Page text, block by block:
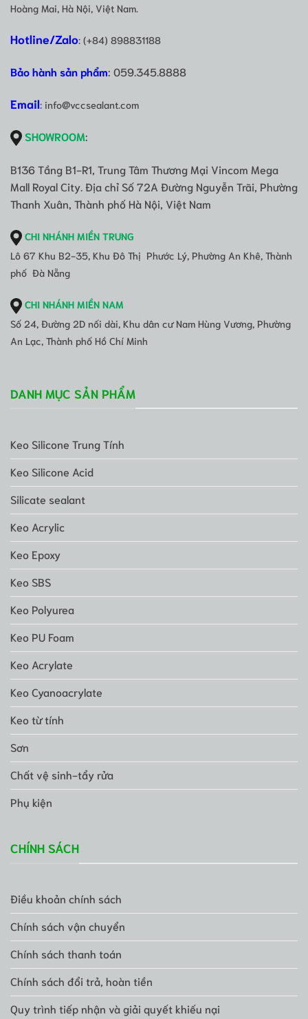
Hoàng Mai, Hà Nội, Việt Nam.
Hotline/Zalo: (+84) 898831188
Bảo hành sản phẩm: 059.345.8888
Email: info@vccsealant.com
SHOWROOM:
B136 Tầng B1-R1, Trung Tâm Thương Mại Vincom Mega
Mall Royal City. Địa chỉ Số 72A Đường Nguyễn Trãi, Phường
Thanh Xuân, Thành phố Hà Nội, Việt Nam
CHI NHÁNH MIỀN TRUNG
Lô 67 Khu B2-35, Khu Đô Thị Phước Lý, Phường An Khê, Thành
phố Đà Nẵng
CHI NHÁNH MIỀN NAM
Số 24, Đường 2D nối dài, Khu dân cư Nam Hùng Vương, Phường
An Lạc, Thành phố Hồ Chí Minh
DANH MỤC SẢN PHẨM
Keo Silicone Trung Tính
Keo Silicone Acid
Silicate sealant
Keo Acrylic
Keo Epoxy
Keo SBS
Keo Polyurea
Keo PU Foam
Keo Acrylate
Keo Cyanoacrylate
Keo từ tính
Sơn
Chất vệ sinh-tẩy rửa
Phụ kiện
CHÍNH SÁCH
Điều khoản chính sách
Chính sách vận chuyển
Chính sách thanh toán
Chính sách đổi trả, hoàn tiền
Quy trình tiếp nhận và giải quyết khiếu nại